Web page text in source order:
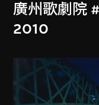
廣州歌劇院
2010